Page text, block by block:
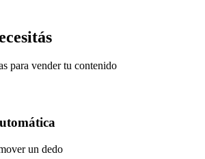
para vender tu contenido
un dedo